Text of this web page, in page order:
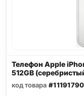
Телефон Apple
512GB
код товара #11191790